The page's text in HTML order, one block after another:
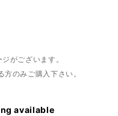
がございます。
のみご購入下さい。
available